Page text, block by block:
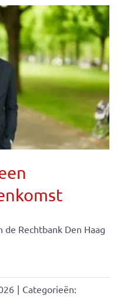
Rechtbank Den Haag
| Categorieën: